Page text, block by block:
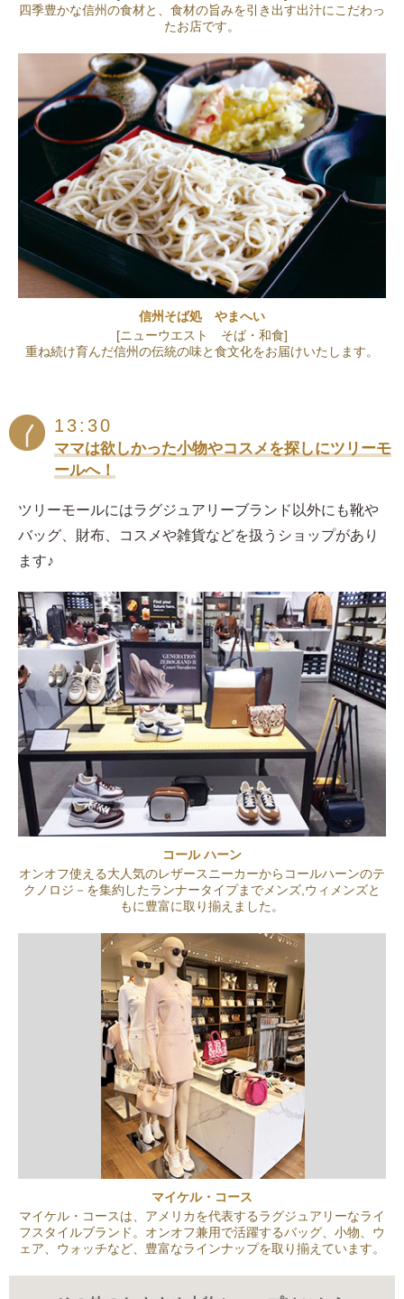
四季豊かな信州の食材と、食材の旨みを引き出す出汁にこだわっ
たお店です。
信州そば処 やまへい
[ニューウエスト そば・和食]
重ね続け育んだ信州の伝統の味と食文化をお届けいたします。
13:30
ママは欲しかった小物やコスメを探しにツリーモ
ールへ！
ツリーモールにはラグジュアリーブランド以外にも靴や
バッグ、財布、コスメや雑貨などを扱うショップがあり
ます♪
コール ハーン
オンオフ使える大人気のレザースニーカーからコールハーンのテ
クノロジ－を集約したランナータイプまでメンズ,ウィメンズと
もに豊富に取り揃えました。
マイケル・コース
マイケル・コースは、アメリカを代表するラグジュアリーなライ
フスタイルブランド。オンオフ兼用で活躍するバッグ、小物、ウ
ェア、ウォッチなど、豊富なラインナップを取り揃えています。